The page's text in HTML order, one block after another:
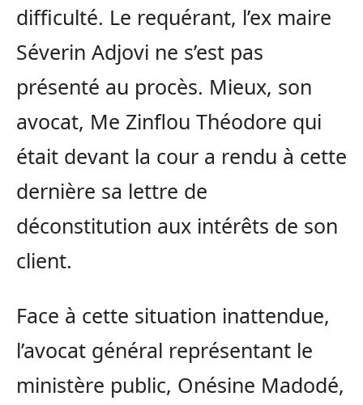
difficulté. Le requérant, l’ex maire
Séverin Adjovi ne s’est pas
présenté au procès. Mieux, son
avocat, Me Zinflou Théodore qui
était devant la cour a rendu à cette
dernière sa lettre de
déconstitution aux intérêts de son
client.
Face à cette situation inattendue,
l’avocat général représentant le
ministère public, Onésine Madodé,